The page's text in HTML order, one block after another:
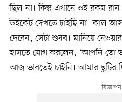
ছিল না। কিন্তু এখানে ওই রকম
উইকেট দেখতে চাইছি না। কাল
দেবেন, সেটা শুনব। মানিয়ে
হাসতে যোগ করলেন, ‘আপনি তো
আজ ভাবতেই চাইনি। আমার ছুটির